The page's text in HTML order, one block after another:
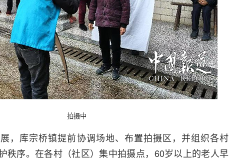
拍摄中
，库宗桥镇提前协调场地、布置拍摄区，并组织各村
秩序。在各村（社区）集中拍摄点，60岁以上的老人早